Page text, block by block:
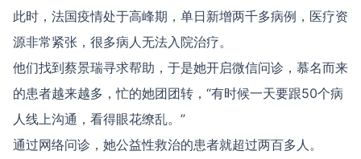
此时，法国疫情处于高峰期，单日新增两千多病例，医疗资
源非常紧张，很多病人无法入院治疗。
他们找到蔡景瑞寻求帮助，于是她开启微信问诊，慕名而来
的患者越来越多，忙的她团团转，“有时候一天要跟50个病
人线上沟通，看得眼花缭乱。”
通过网络问诊，她公益性救治的患者就超过两百多人。